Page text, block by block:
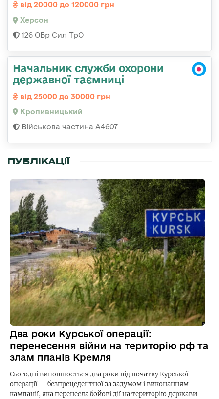
від 20000 до 120000 грн
Херсон
126 ОБр Сил ТрО
Начальник служби охорони
державної таємниці
від 25000 до 30000 грн
Кропивницький
Військова частина А4607
ПУБЛІКАЦІЇ
Два роки Курської операції:
перенесення війни на територію рф та
злам планів Кремля
Сьогодні виповнюється два роки від початку Курської
операції — безпрецедентної за задумом і виконанням
кампанії, яка перенесла бойові дії на територію держави-